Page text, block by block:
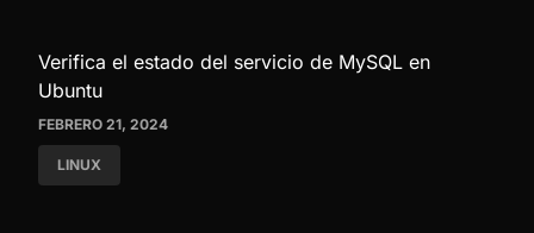
Verifica el estado del servicio de MySQL en
Ubuntu
FEBRERO 21, 2024
LINUX